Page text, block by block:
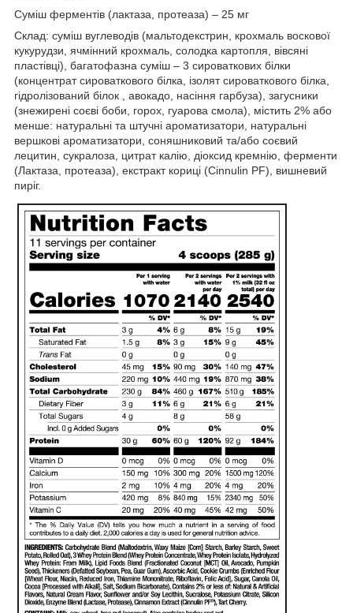
Суміш ферментів (лактаза, протеаза) – 25 мг
Склад: суміш вуглеводів (мальтодекстрин, крохмаль воскової
кукурудзи, ячмінний крохмаль, солодка картопля, вівсяні
пластівці), багатофазна суміш – 3 сироваткових білки
(концентрат сироваткового білка, ізолят сироваткового білка,
гідролізований білок , авокадо, насіння гарбуза), загусники
(знежирені соєві боби, горох, гуарова смола), містить 2% або
менше: натуральні та штучні ароматизатори, натуральні
вершкові ароматизатори, соняшниковий та/або соєвий
лецитин, сукралоза, цитрат калію, діоксид кремнію, ферменти
(Лактаза, протеаза), екстракт кориці (Cinnulin PF), вишневий
пиріг.